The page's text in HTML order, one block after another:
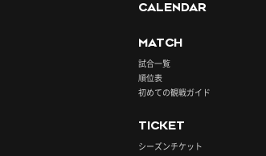
CALENDAR
MATCH
試合一覧
順位表
初めての観戦ガイド
TICKET
シーズンチケット